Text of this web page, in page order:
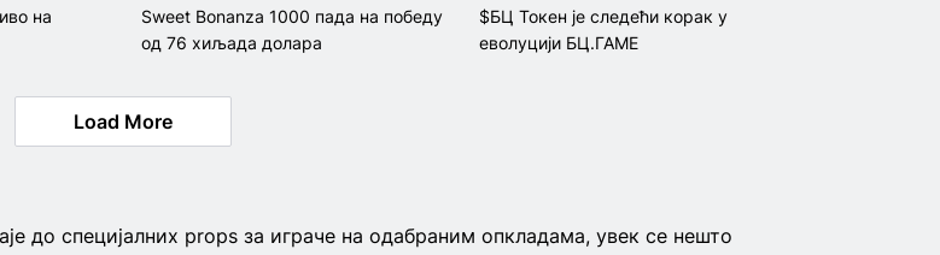
на
Sweet Bonanza 1000 пада на победу
од 76 хиљада долара
$БЦ Токен је следећи корак у
еволуцији БЦ.ГАМЕ
Load More
до специјалних props за играче на одабраним опкладама, увек се нешто